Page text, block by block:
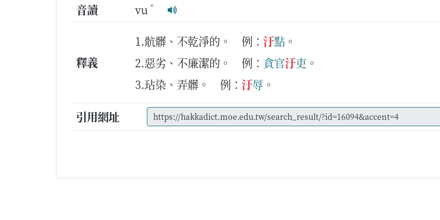
音讀 vu ˇ
釋義
1.骯髒、不乾淨的。 例： 汙點 。
2.惡劣、不廉潔的。
例： 貪官汙吏 。
3.玷染、弄髒。
例： 汙辱 。
引用網址